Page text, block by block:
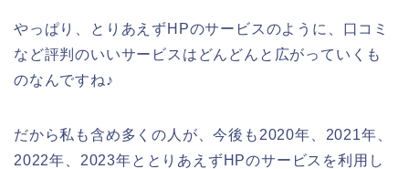
やっぱり、とりあえずHPのサービスのように、口コミ
など評判のいいサービスはどんどんと広がっていくも
のなんですね♪
だから私も含め多くの人が、今後も2020年、2021年、
2022年、2023年ととりあえずHPのサービスを利用し